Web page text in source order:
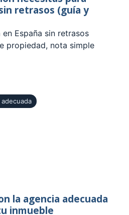
retrasos (guía y
España sin retrasos
propiedad, nota simple
la agencia adecuada
inmueble